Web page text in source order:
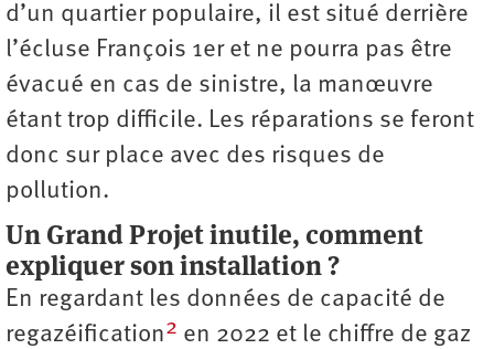
d’un ­quartier populaire, il est situé derrière
l’écluse François 1er et ne pourra pas être
évacué en cas de sinistre, la manœuvre
étant trop difficile. Les réparations se feront
donc sur place avec des risques de
pollution.
Un Grand Projet inutile, comment
expliquer son installation ?
En regardant les données de capacité de
regazéification2 en 2022 et le chiffre de gaz